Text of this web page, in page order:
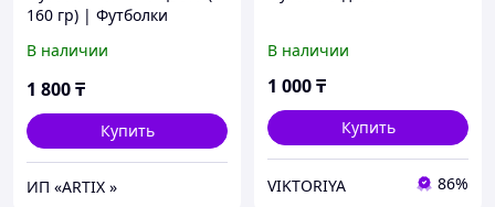
160 гр) | Футболки
В наличии
1 800₸
Купить
ИП «ARTIX »
В наличии
1 000₸
Купить
VIKTORIYA 86%